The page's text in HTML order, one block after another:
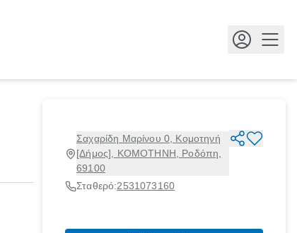
Σαχαρίδη Μαρίνου 0, Κομοτηνή
[Δήμος], ΚΟΜΟΤΗΝΗ, Ροδόπη,
69100
Σταθερό:2531073160